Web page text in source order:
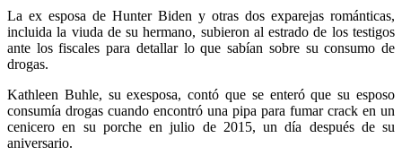
La ex esposa de Hunter Biden y otras dos exparejas románticas,
incluida la viuda de su hermano, subieron al estrado de los testigos
ante los fiscales para detallar lo que sabían sobre su consumo de
drogas.
Kathleen Buhle, su exesposa, contó que se enteró que su esposo
consumía drogas cuando encontró una pipa para fumar crack en un
cenicero en su porche en julio de 2015, un día después de su
aniversario.